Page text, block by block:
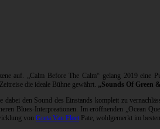
auf. „Calm Before The Calm“ gelang 2019 eine
die ideale Bühne gewährt. „Sounds Of Green
den Sound des Einstands komplett zu
Blues-Interpreationen. Im eröffnenden „Ocean
von Greta Van Fleet Pate, wohlgemerkt im